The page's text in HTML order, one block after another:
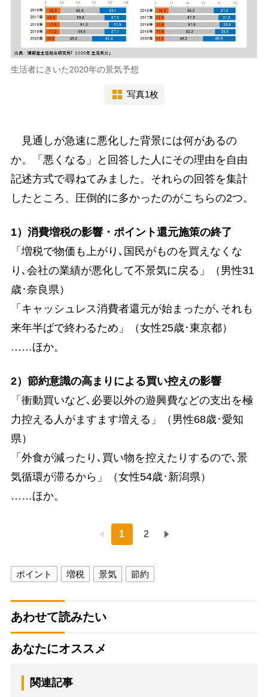
生活者にきいた2020年の景気予想
写真1枚
見通しが急速に悪化した背景には何があるの
か。「悪くなる」と回答した人にその理由を自由
記述方式で尋ねてみました。それらの回答を集計
したところ、圧倒的に多かったのがこちらの2つ。
1）消費増税の影響・ポイント還元施策の終了
「増税で物価も上がり､国民がものを買えなくな
り､会社の業績が悪化して不景気に戻る」（男性31
歳･奈良県）
「キャッシュレス消費者還元が始まったが､それも
来年半ばで終わるため」（女性25歳･東京都）
……ほか。
2）節約意識の高まりによる買い控えの影響
「衝動買いなど､必要以外の遊興費などの支出を極
力控える人がますます増える」（男性68歳･愛知
県）
「外食が減ったり､買い物を控えたりするので､景
気循環が滞るから」（女性54歳･新潟県）
……ほか。
1 2
ポイント 増税 景気 節約
あわせて読みたい
あなたにオススメ
関連記事